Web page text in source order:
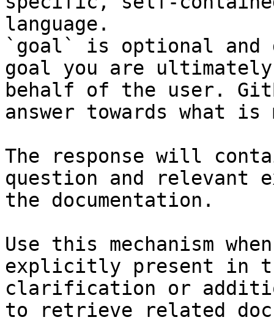
language.
`goal` is optional and
goal you are
behalf of the user.
answer towards what
The response will
question and relevant
the documentation.
Use this mechanism
explicitly present in
clarification or